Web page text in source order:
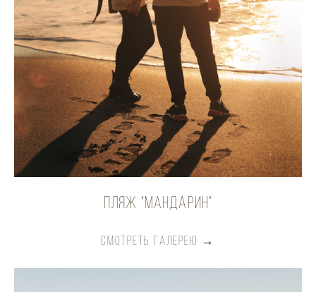
Пляж "мандарин"
СМОТРЕТЬ ГАЛЕРЕЮ →